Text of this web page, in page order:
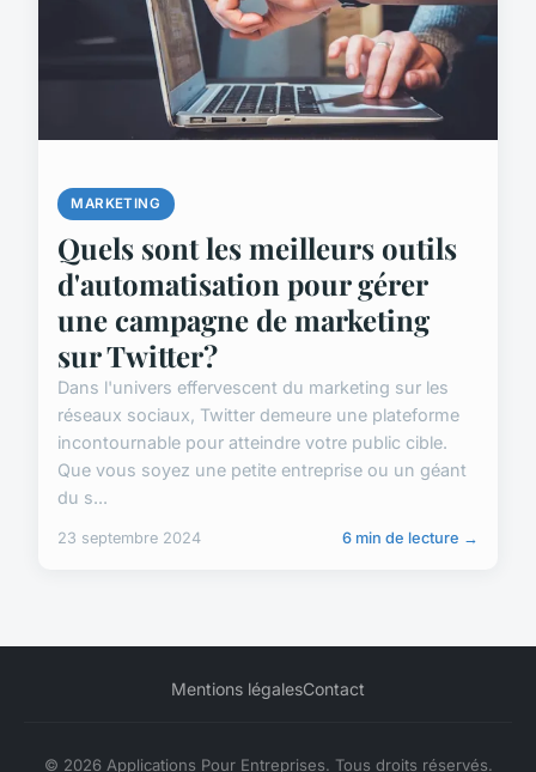
MARKETING
Quels sont les meilleurs outils
d'automatisation pour gérer
une campagne de marketing
sur Twitter?
Dans l'univers effervescent du marketing sur les
réseaux sociaux, Twitter demeure une plateforme
incontournable pour atteindre votre public cible.
Que vous soyez une petite entreprise ou un géant
du s...
23 septembre 2024 6 min de lecture →
Mentions légalesContact
© 2026 Applications Pour Entreprises. Tous droits réservés.